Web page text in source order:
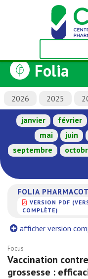
Folia
2026 2025
janvier février
mai
juin
septembre
FOLIA
VERSION PDF
COMPLÈTE)
afficher version
Focus
Vaccination
grossesse :